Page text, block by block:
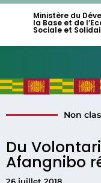
Ministère du
la Base et de
Sociale et
Du
Afangnibo
Non